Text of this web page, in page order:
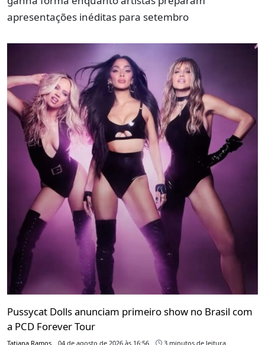
apresentações inéditas para setembro
Pussycat Dolls anunciam primeiro show no Brasil com
a PCD Forever Tour
Tatiana Ramos 04 de agosto de 2026 às 16:56 3 minutos de leitura